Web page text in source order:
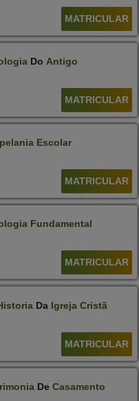
MATRICULAR
Do Antigo
MATRICULAR
Escolar
MATRICULAR
Fundamental
MATRICULAR
Da Igreja Cristã
MATRICULAR
De Casamento